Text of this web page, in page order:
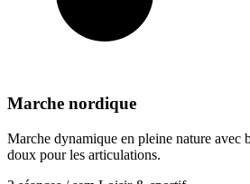
Marche nordique
Marche dynamique en pleine nature avec
doux pour les articulations.